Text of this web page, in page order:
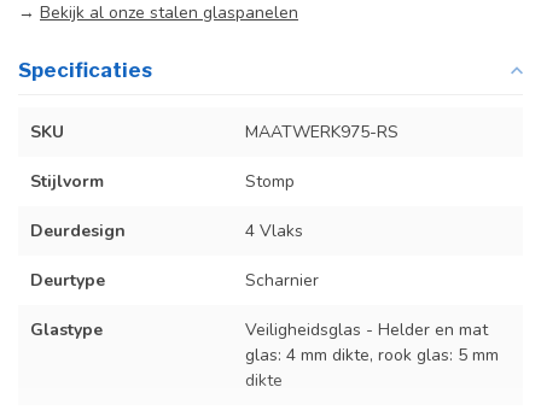
→ Bekijk al onze stalen glaspanelen
Specificaties
SKU MAATWERK975-RS
Stijlvorm Stomp
Deurdesign 4 Vlaks
Deurtype Scharnier
Glastype
Veiligheidsglas - Helder en mat
glas: 4 mm dikte, rook glas: 5 mm
dikte